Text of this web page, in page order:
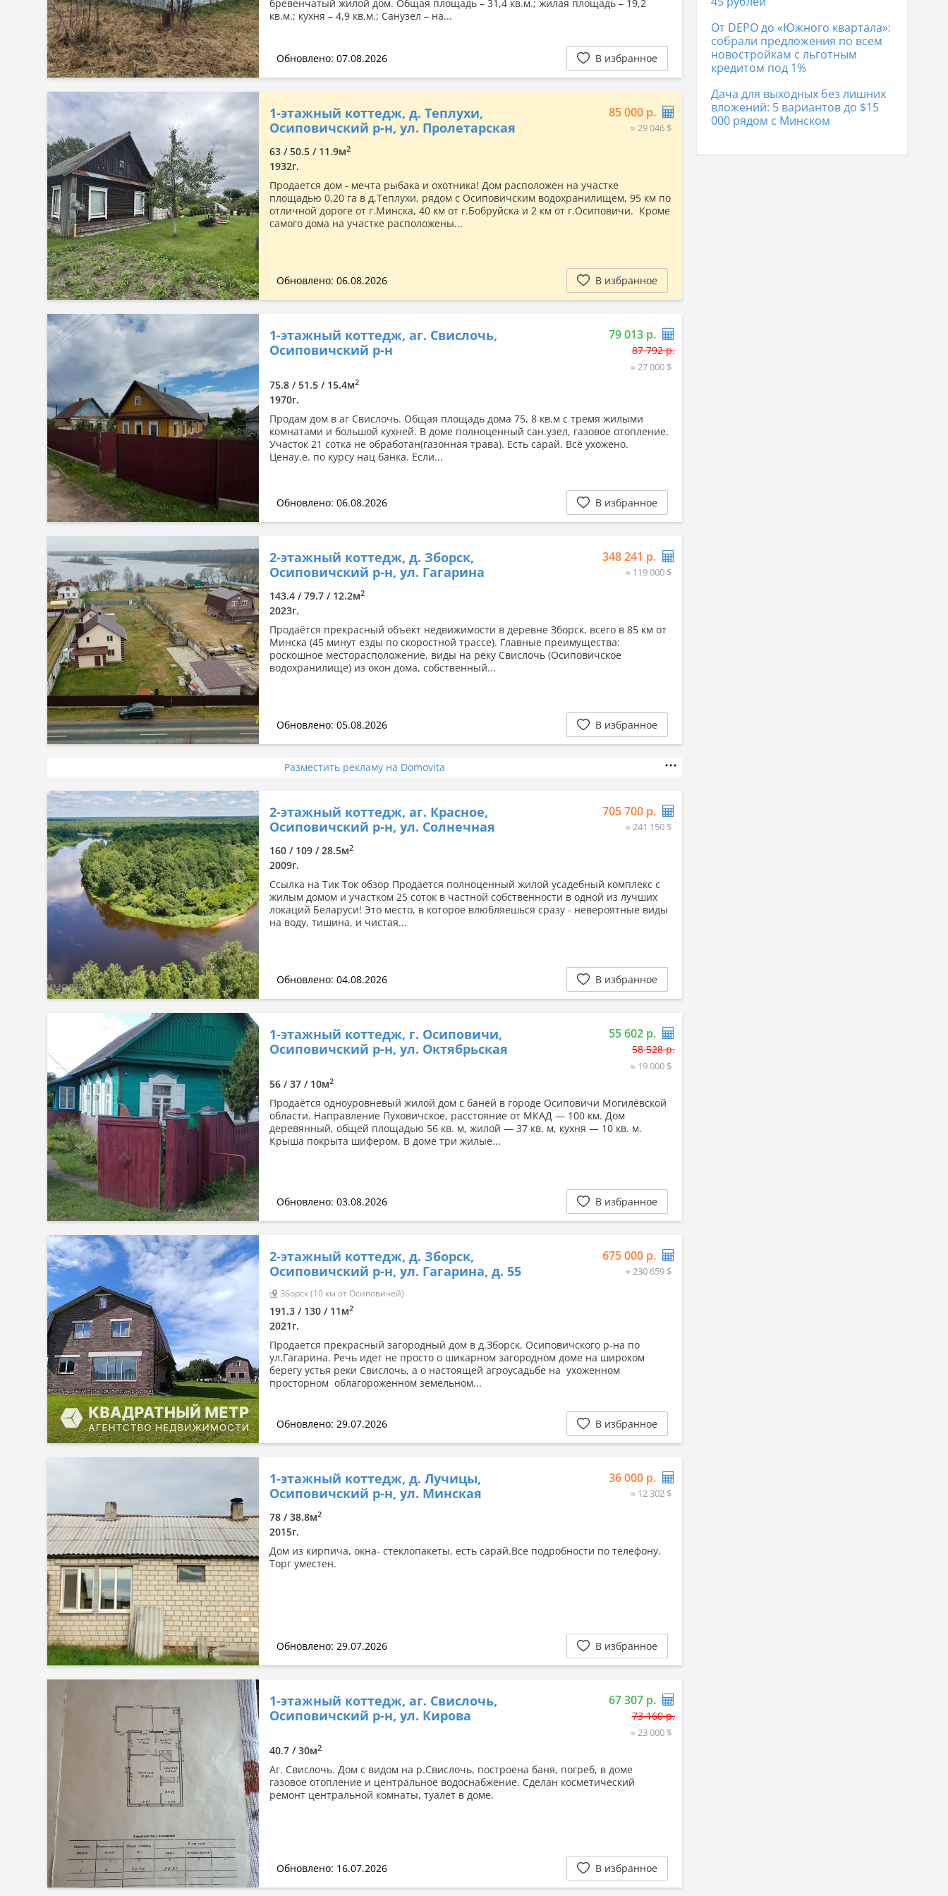
бревенчатый жилой дом. Общая площадь – 31,4 кв.м.; жилая площадь – 19,2
кв.м.; кухня – 4,9 кв.м.; Санузел – на...
Обновлено: 07.08.2026 В избранное
1-этажный коттедж, д. Теплухи,
Осиповичский р-н, ул. Пролетарская
85 000 р.
≈ 29 046 $
63 / 50.5 / 11.9м2
1932г.
Продается дом - мечта рыбака и охотника! Дом расположен на участке
площадью 0,20 га в д.Теплухи, рядом с Осиповичским водохранилищем, 95 км по
отличной дороге от г.Минска, 40 км от г.Бобруйска и 2 км от г.Осиповичи. Кроме
самого дома на участке расположены...
Обновлено: 06.08.2026 В избранное
1-этажный коттедж, аг. Свислочь,
Осиповичский р-н
79 013 р.
87 792 р.
≈ 27 000 $
75.8 / 51.5 / 15.4м2
1970г.
Продам дом в аг Свислочь. Общая площадь дома 75, 8 кв.м с тремя жилыми
комнатами и большой кухней. В доме полноценный сан.узел, газовое отопление.
Участок 21 сотка не обработан(газонная трава). Есть сарай. Всё ухожено.
Ценау.е. по курсу нац банка. Если...
Обновлено: 06.08.2026 В избранное
2-этажный коттедж, д. Зборск,
Осиповичский р-н, ул. Гагарина
348 241 р.
≈ 119 000 $
143.4 / 79.7 / 12.2м2
2023г.
Продаётся прекрасный объект недвижимости в деревне Зборск, всего в 85 км от
Минска (45 минут езды по скоростной трассе). Главные преимущества:
роскошное месторасположение, виды на реку Свислочь (Осиповичское
водохранилище) из окон дома, собственный...
Обновлено: 05.08.2026 В избранное
Разместить рекламу на Domovita
2-этажный коттедж, аг. Красное,
Осиповичский р-н, ул. Солнечная
705 700 р.
≈ 241 150 $
160 / 109 / 28.5м2
2009г.
Ссылка на Тик Ток обзор Продается полноценный жилой усадебный комплекс с
жилым домом и участком 25 соток в частной собственности в одной из лучших
локаций Беларуси! Это место, в которое влюбляешься сразу - невероятные виды
на воду, тишина, и чистая...
Обновлено: 04.08.2026 В избранное
1-этажный коттедж, г. Осиповичи,
Осиповичский р-н, ул. Октябрьская
55 602 р.
58 528 р.
≈ 19 000 $
56 / 37 / 10м2
Продаётся одноуровневый жилой дом с баней в городе Осиповичи Могилёвской
области. Направление Пуховичское, расстояние от МКАД — 100 км. Дом
деревянный, общей площадью 56 кв. м, жилой — 37 кв. м, кухня — 10 кв. м.
Крыша покрыта шифером. В доме три жилые...
Обновлено: 03.08.2026 В избранное
2-этажный коттедж, д. Зборск,
Осиповичский р-н, ул. Гагарина, д. 55
Зборск (10 км от Осиповичей)
675 000 р.
≈ 230 659 $
191.3 / 130 / 11м2
2021г.
Продается прекрасный загородный дом в д.Зборск, Осиповичского р-на по
ул.Гагарина. Речь идет не просто о шикарном загородном доме на широком
берегу устья реки Свислочь, а о настоящей агроусадьбе на ухоженном
просторном облагороженном земельном...
Обновлено: 29.07.2026 В избранное
1-этажный коттедж, д. Лучицы,
Осиповичский р-н, ул. Минская
36 000 р.
≈ 12 302 $
78 / 38.8м2
2015г.
Дом из кирпича, окна- стеклопакеты, есть сарай.Все подробности по телефону.
Торг уместен.
Обновлено: 29.07.2026 В избранное
1-этажный коттедж, аг. Свислочь,
Осиповичский р-н, ул. Кирова
67 307 р.
73 160 р.
≈ 23 000 $
40.7 / 30м2
Аг. Свислочь. Дом с видом на р.Свислочь, построена баня, погреб, в доме
газовое отопление и центральное водоснабжение. Сделан косметический
ремонт центральной комнаты, туалет в доме.
Обновлено: 16.07.2026 В избранное
От DEPO до «Южного квартала»:
собрали предложения по всем
новостройкам с льготным
кредитом под 1%
Дача для выходных без лишних
вложений: 5 вариантов до $15
000 рядом с Минском